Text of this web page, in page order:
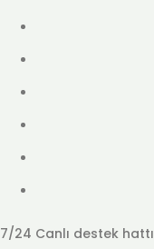
7/24 Canlı destek hattı